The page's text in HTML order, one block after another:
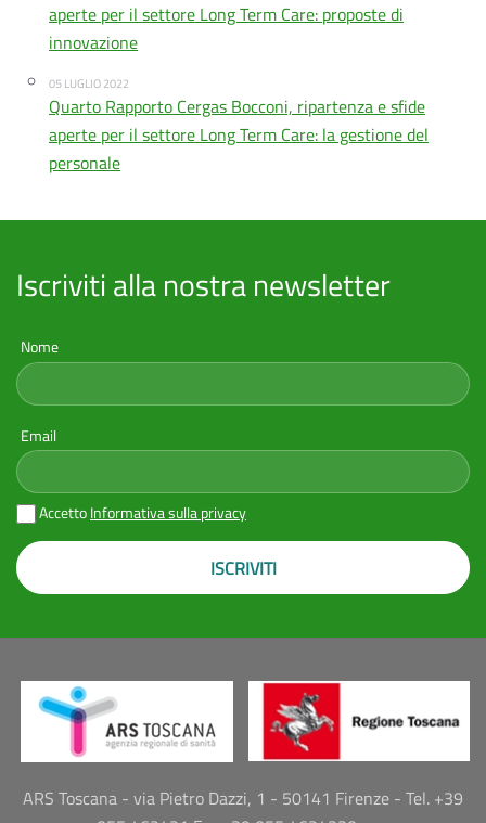
aperte per il settore Long Term Care: proposte di
innovazione
05 LUGLIO 2022
Quarto Rapporto Cergas Bocconi, ripartenza e sfide
aperte per il settore Long Term Care: la gestione del
personale
Iscriviti alla nostra newsletter
Nome
Email
AccettoInformativa sulla privacy
ISCRIVITI
ARS Toscana - via Pietro Dazzi, 1 - 50141 Firenze - Tel. +39